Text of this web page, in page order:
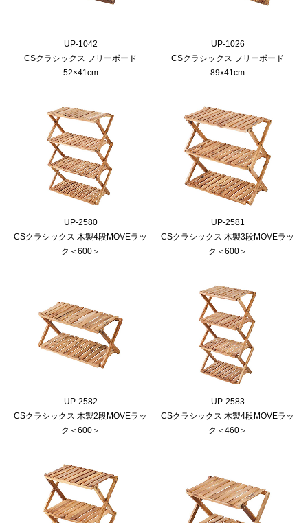
UP-1042
CSクラシックス フリーボード
52×41cm
UP-1026
CSクラシックス フリーボード
89x41cm
UP-2580
CSクラシックス 木製4段MOVEラッ
ク＜600＞
UP-2581
CSクラシックス 木製3段MOVEラッ
ク＜600＞
UP-2582
CSクラシックス 木製2段MOVEラッ
ク＜600＞
UP-2583
CSクラシックス 木製4段MOVEラッ
ク＜460＞